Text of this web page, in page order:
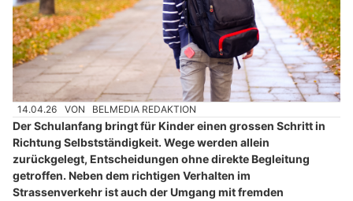
14.04.26 VON BELMEDIA REDAKTION
Der Schulanfang bringt für Kinder einen grossen Schritt in
Richtung Selbstständigkeit. Wege werden allein
zurückgelegt, Entscheidungen ohne direkte Begleitung
getroffen. Neben dem richtigen Verhalten im
Strassenverkehr ist auch der Umgang mit fremden